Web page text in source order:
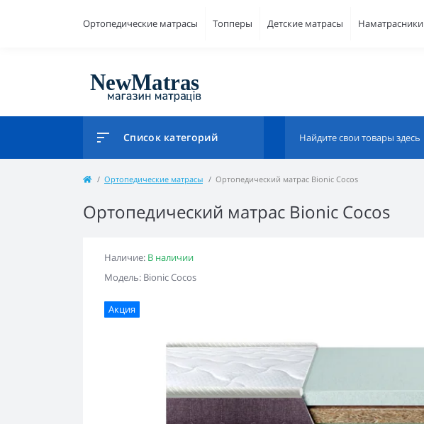
Ортопедические матрасы Топперы Детские матрасы Наматрасники
Список категорий
Ортопедические матрасы Ортопедический матрас Bionic Cocos
Ортопедический матрас Bionic Cocos
Наличие: В наличии
Модель: Bionic Cocos
Акция